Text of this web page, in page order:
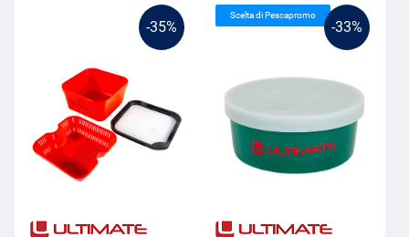
-35% -33%
Scelta di Pescapromo